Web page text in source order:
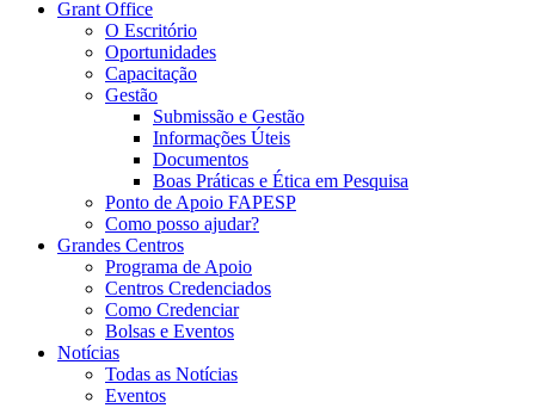
Grant Office
O Escritório
Oportunidades
Capacitação
Gestão
Submissão e Gestão
Informações Úteis
Documentos
Boas Práticas e Ética em Pesquisa
Ponto de Apoio FAPESP
Como posso ajudar?
Grandes Centros
Programa de Apoio
Centros Credenciados
Como Credenciar
Bolsas e Eventos
Notícias
Todas as Notícias
Eventos